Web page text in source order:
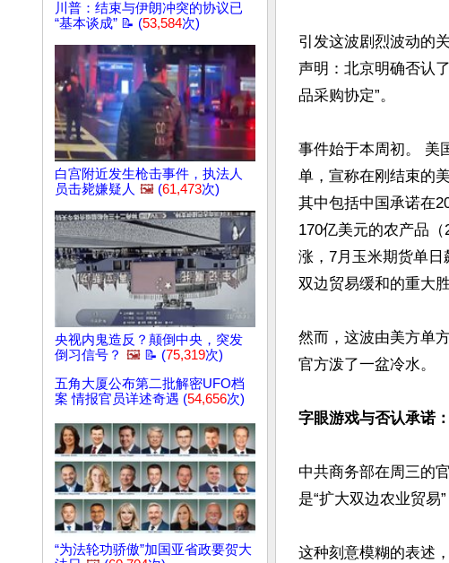
川普：结束与伊朗冲突的协议已
“基本谈成” 📝 (53,584次)
白宫附近发生枪击事件，执法人
员击毙嫌疑人 🖼️ (61,473次)
央视内鬼造反？颠倒中央，突发
倒习信号？ 🖼️ 📝 (75,319次)
五角大厦公布第二批解密UFO档
案 情报官员详述奇遇 (54,656次)
“为法轮功骄傲”加国亚省政要贺大
引发这波剧烈波动的
声明：北京明确否认
品采购协定”。
事件始于本周初。 美
单，宣称在刚结束的
其中包括中国承诺在
170亿美元的农产品
涨，7月玉米期货单
双边贸易缓和的重大胜
然而，这波由美方单
官方泼了一盆冷水。
字眼游戏与否认承诺
中共商务部在周三的
是“扩大双边农业贸易
这种刻意模糊的表述